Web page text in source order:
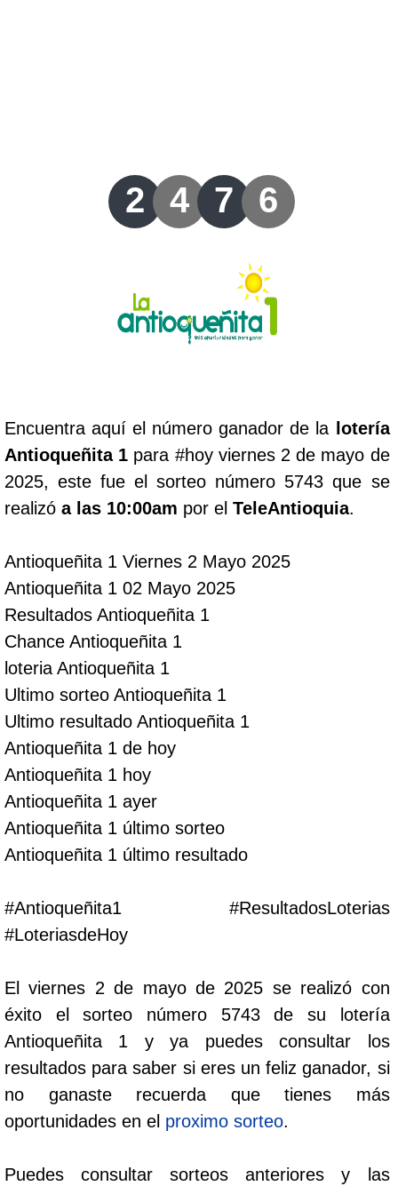
Lotería de Bogotá
Lotería de Medellín
Lotería del Cauca
Lotería de Boyaca
Antioqueñita Día
Antioqueñita Tarde
Astro Sol
Astro Luna
Cafeterito Tarde
Cafeterito Noche
Caribeña Día
Chontico Día
Chontico Noche
Culona día
Culona noche
2 4 7 6
Encuentra aquí el número ganador de la
lotería
Antioqueñita 1 para #hoy viernes 2 de mayo de
2025, este fue el sorteo número 5743 que se
realizó a las 10:00am por el TeleAntioquia.
Antioqueñita 1 Viernes 2 Mayo 2025
Antioqueñita 1 02 Mayo 2025
Resultados Antioqueñita 1
Chance Antioqueñita 1
loteria Antioqueñita 1
Ultimo sorteo Antioqueñita 1
Ultimo resultado Antioqueñita 1
Antioqueñita 1 de hoy
Antioqueñita 1 hoy
Antioqueñita 1 ayer
Antioqueñita 1 último sorteo
Antioqueñita 1 último resultado
#Antioqueñita1 #ResultadosLoterias
#LoteriasdeHoy
El viernes 2 de mayo de 2025 se realizó con
éxito el sorteo número 5743 de su lotería
Antioqueñita 1 y ya puedes consultar los
resultados para saber si eres un feliz ganador, si
no ganaste recuerda que tienes más
oportunidades en el proximo sorteo.
Puedes consultar sorteos anteriores y las